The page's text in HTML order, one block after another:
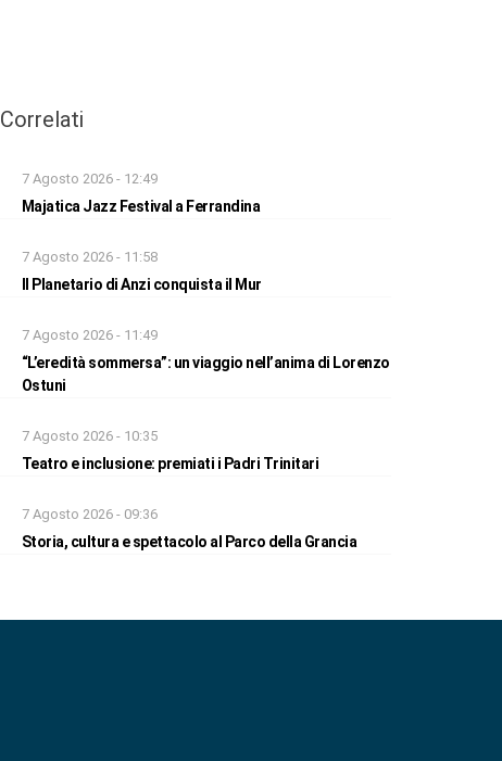
Correlati
7 Agosto 2026 - 12:49
Majatica Jazz Festival a Ferrandina
7 Agosto 2026 - 11:58
Il Planetario di Anzi conquista il Mur
7 Agosto 2026 - 11:49
“L’eredità sommersa”: un viaggio nell’anima di Lorenzo
Ostuni
7 Agosto 2026 - 10:35
Teatro e inclusione: premiati i Padri Trinitari
7 Agosto 2026 - 09:36
Storia, cultura e spettacolo al Parco della Grancia